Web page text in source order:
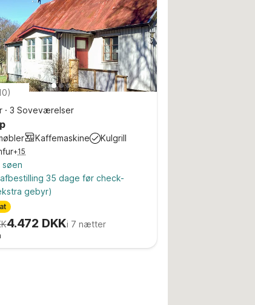
)
· 3 Soveværelser
Kaffemaskine
Kulgrill
+15
søen
35 dage før check-
gebyr)
4.472 DKKi 7 nætter